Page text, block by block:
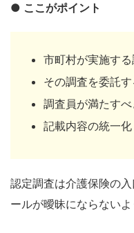
● ここがポイント
市町村が実施する
その調査を委託
調査員が満たす
記載内容の統一化
認定調査は介護保険の
ールが曖昧にならないよ